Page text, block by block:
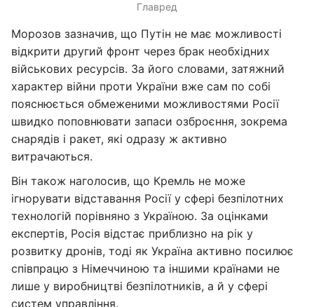
Главред
Морозов зазначив, що Путін не має можливості
відкрити другий фронт через брак необхідних
військових ресурсів. За його словами, затяжний
характер війни проти України вже сам по собі
пояснюється обмеженими можливостями Росії
швидко поповнювати запаси озброєння, зокрема
снарядів і ракет, які одразу ж активно
витрачаються.
Він також наголосив, що Кремль не може
ігнорувати відставання Росії у сфері безпілотних
технологій порівняно з Україною. За оцінками
експертів, Росія відстає приблизно на рік у
розвитку дронів, тоді як Україна активно посилює
співпрацю з Німеччиною та іншими країнами не
лише у виробництві безпілотників, а й у сфері
систем управління.